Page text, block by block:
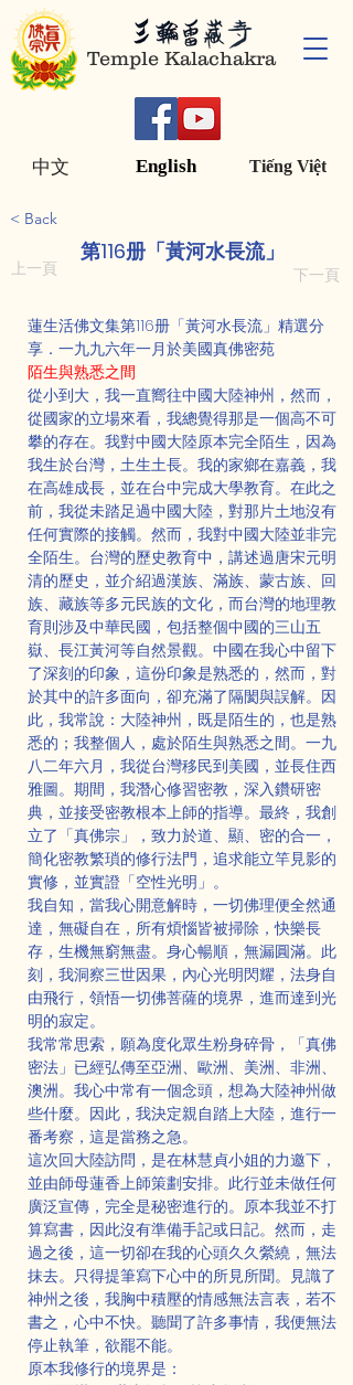
Temple Kalachakra
English Tiếng Việt
中文
< Back
第116册「黃河水長流」
上一頁 下一頁
蓮生活佛文集第116册「黃河水長流」精選分
享．一九九六年一月於美國真佛密苑
陌生與熟悉之間
從小到大，我一直嚮往中國大陸神州，然而，
從國家的立場來看，我總覺得那是一個高不可
攀的存在。我對中國大陸原本完全陌生，因為
我生於台灣，土生土長。我的家鄉在嘉義，我
在高雄成長，並在台中完成大學教育。在此之
前，我從未踏足過中國大陸，對那片土地沒有
任何實際的接觸。然而，我對中國大陸並非完
全陌生。台灣的歷史教育中，講述過唐宋元明
清的歷史，並介紹過漢族、滿族、蒙古族、回
族、藏族等多元民族的文化，而台灣的地理教
育則涉及中華民國，包括整個中國的三山五
嶽、長江黃河等自然景觀。中國在我心中留下
了深刻的印象，這份印象是熟悉的，然而，對
於其中的許多面向，卻充滿了隔閡與誤解。因
此，我常說：大陸神州，既是陌生的，也是熟
悉的；我整個人，處於陌生與熟悉之間。一九
八二年六月，我從台灣移民到美國，並長住西
雅圖。期間，我潛心修習密教，深入鑽研密
典，並接受密教根本上師的指導。最終，我創
立了「真佛宗」，致力於道、顯、密的合一，
簡化密教繁瑣的修行法門，追求能立竿見影的
實修，並實證「空性光明」。
我自知，當我心開意解時，一切佛理便全然通
達，無礙自在，所有煩惱皆被掃除，快樂長
存，生機無窮無盡。身心暢順，無漏圓滿。此
刻，我洞察三世因果，內心光明閃耀，法身自
由飛行，領悟一切佛菩薩的境界，進而達到光
明的寂定。
我常常思索，願為度化眾生粉身碎骨，「真佛
密法」已經弘傳至亞洲、歐洲、美洲、非洲、
澳洲。我心中常有一個念頭，想為大陸神州做
些什麼。因此，我決定親自踏上大陸，進行一
番考察，這是當務之急。
這次回大陸訪問，是在林慧貞小姐的力邀下，
並由師母蓮香上師策劃安排。此行並未做任何
廣泛宣傳，完全是秘密進行的。原本我並不打
算寫書，因此沒有準備手記或日記。然而，走
過之後，這一切卻在我的心頭久久縈繞，無法
抹去。只得提筆寫下心中的所見所聞。見識了
神州之後，我胸中積壓的情感無法言表，若不
書之，心中不快。聽聞了許多事情，我便無法
停止執筆，欲罷不能。
原本我修行的境界是：